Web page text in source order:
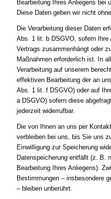
Bearbeitung Ihres Anliegens bei
Diese Daten geben wir nicht
Die Verarbeitung dieser Daten
Abs. 1 lit. b DSGVO, sofern Ihre
Vertrags zusammenhängt oder
Maßnahmen erforderlich ist. In
Verarbeitung auf unserem
effektiven Bearbeitung der an
Abs. 1 lit. f DSGVO) oder auf
a DSGVO) sofern diese
jederzeit widerrufbar.
Die von Ihnen an uns per
verbleiben bei uns, bis Sie uns
Einwilligung zur Speicherung
Datenspeicherung entfällt (z. B.
Bearbeitung Ihres Anliegens).
Bestimmungen – insbesondere
– bleiben unberührt.